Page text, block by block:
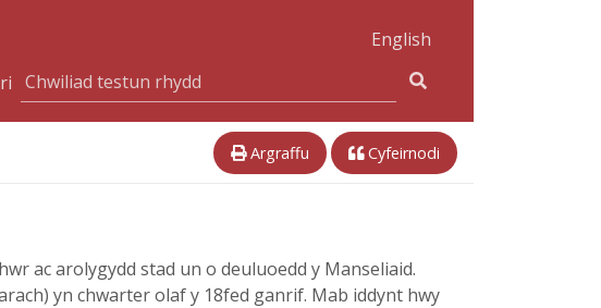
English
Argraffu Cyfeirnodi
ac arolygydd stad un o deuluoedd y Manseliaid.
yn chwarter olaf y 18fed ganrif. Mab iddynt hwy